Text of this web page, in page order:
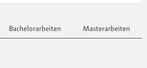
Bachelorarbeiten Masterarbeiten